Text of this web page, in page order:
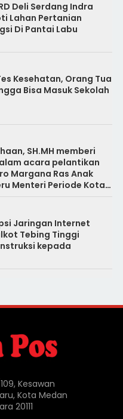
Deli Serdang Indra
Lahan Pertanian
Di Pantai Labu
Kesehatan, Orang Tua
Bisa Masuk Sekolah
SH.MH memberi
acara pelantikan
Margana Ras Anak
Menteri Periode Kota
Jaringan Internet
Tebing Tinggi
kepada
Kesawan
Kota Medan
20111